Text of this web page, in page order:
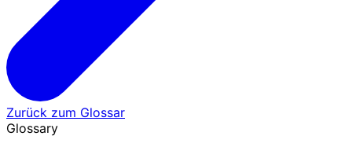
Zurück zum Glossar
Glossary